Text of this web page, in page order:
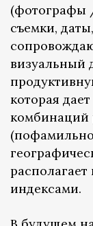
(фотографы
съемки,
визуальный
которая
комбинаций
индексами.